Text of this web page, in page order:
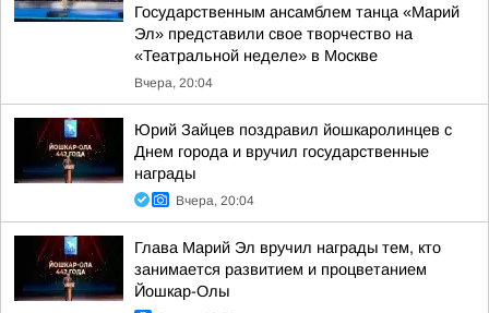
Государственным ансамблем танца «Марий
Эл» представили свое творчество на
«Театральной неделе» в Москве
Вчера, 20:04
Юрий Зайцев поздравил йошкаролинцев с
Днем города и вручил государственные
награды
Вчера, 20:04
Глава Марий Эл вручил награды тем, кто
занимается развитием и процветанием
Йошкар-Олы